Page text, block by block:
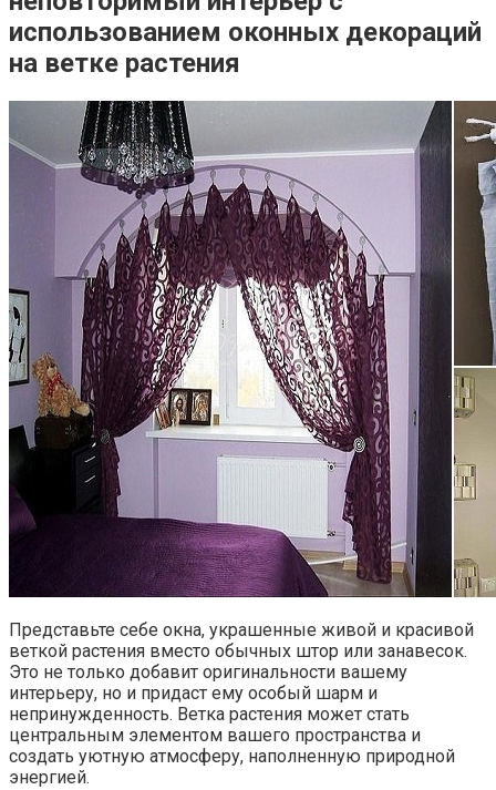
использованием оконных декораций
на ветке растения
Представьте себе окна, украшенные живой и красивой
веткой растения вместо обычных штор или занавесок.
Это не только добавит оригинальности вашему
интерьеру, но и придаст ему особый шарм и
непринужденность. Ветка растения может стать
центральным элементом вашего пространства и
создать уютную атмосферу, наполненную природной
энергией.